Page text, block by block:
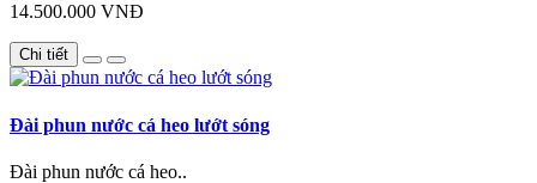
14.500.000 VNĐ
Chi tiết
Đài phun nước cá heo lướt sóng
Đài phun nước cá heo..